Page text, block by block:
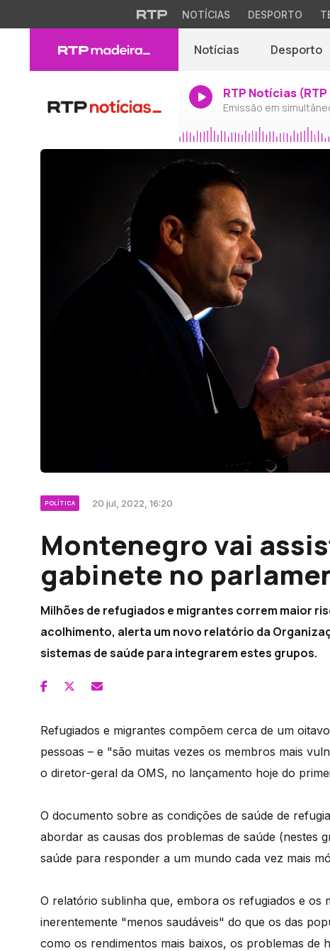
NOTÍCIAS DESPORTO
Notícias Desporto
RTP Notícias
Emissão em
POLÍTICA 20 jul, 2022, 16:20
Montenegro vai
gabinete no
Milhões de refugiados e migrantes correm maior
acolhimento, alerta um novo relatório da
sistemas de saúde para integrarem estes grupos.
Refugiados e migrantes compõem cerca de um
pessoas – e "são muitas vezes os membros mais
o diretor-geral da OMS, no lançamento hoje do
O documento sobre as condições de saúde de
abordar as causas dos problemas de saúde (nestes
saúde para responder a um mundo cada vez mais
O relatório sublinha que, embora os refugiados e os
inerentemente "menos saudáveis" do que os das
como os rendimentos mais baixos, os problemas de